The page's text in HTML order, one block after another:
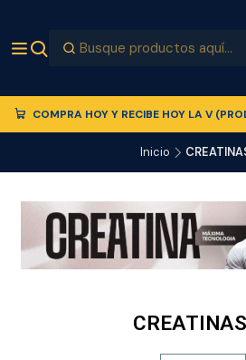
COMPRA HOY Y RECIBE HOY LA V
Inicio